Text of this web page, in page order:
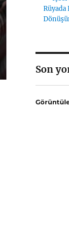
Rüyada
Son